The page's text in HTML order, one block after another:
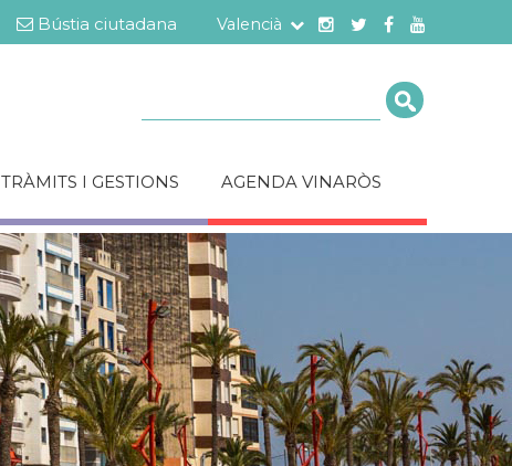
Bústia ciutadana Valencià
TRÀMITS I GESTIONS AGENDA VINARÒS